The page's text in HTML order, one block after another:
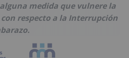
medida que vulnere la
respecto a la Interrupción